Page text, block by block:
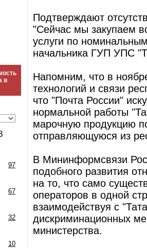
в
97
67
32
10
Подтверждают
"Сейчас мы закупаем
услуги по
начальника ГУП УПС
Напомним, что в
технологий и связи
что "Почта России"
нормальной работы
марочную продукцию
отправляющуюся из
В Мининформсвязи
подобного развития
на то, что само
операторов в одной
взаимодействуя с
дискриминационных
министерства.